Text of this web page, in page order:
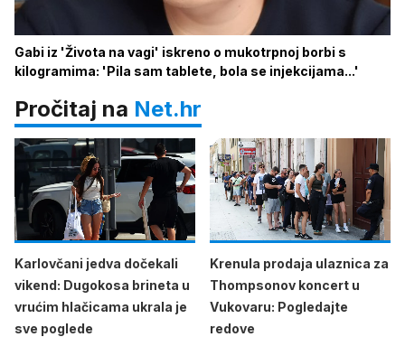
Gabi iz 'Života na vagi' iskreno o mukotrpnoj borbi s
kilogramima: 'Pila sam tablete, bola se injekcijama...'
Pročitaj na Net.hr
Karlovčani jedva dočekali
vikend: Dugokosa brineta u
vrućim hlačicama ukrala je
sve poglede
Krenula prodaja ulaznica za
Thompsonov koncert u
Vukovaru: Pogledajte
redove